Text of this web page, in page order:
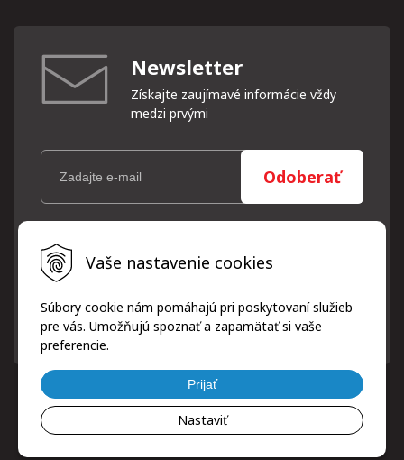
Vaše nastavenie cookies
Súbory cookie nám pomáhajú pri poskytovaní služieb
pre vás. Umožňujú spoznať a zapamätať si vaše
preferencie.
Prijať
Nastaviť
Newsletter
Získajte zaujímavé informácie vždy
medzi prvými
Odoberať
Vaše osobné údaje (email) budeme spracovávať len za týmto
účelom v súlade s platnou legislatívou a zásadami ochrany
osobných údajov. Súhlas potvrdíte kliknutím na odkaz, ktorý
písomne, emailom alebo kliknutím na odkaz z ktoréhokoľvek
informačného emailu.
© 2026 ProfiPneuServis!